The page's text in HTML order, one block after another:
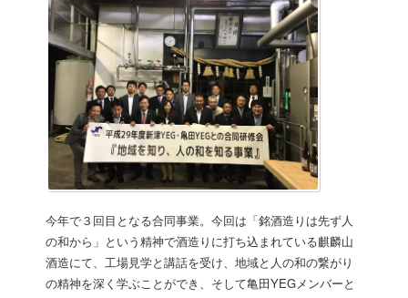
今年で３回目となる合同事業。今回は「銘酒造りは先ず人
の和から」という精神で酒造りに打ち込まれている麒麟山
酒造にて、工場見学と講話を受け、地域と人の和の繋がり
の精神を深く学ぶことができ、そして亀田YEGメンバーと